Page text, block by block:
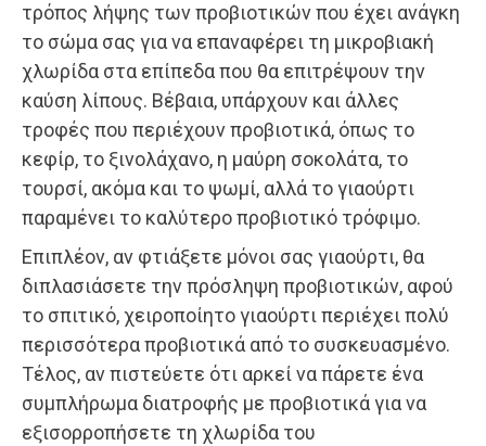
τρόπος λήψης των προβιοτικών που έχει ανάγκη
το σώμα σας για να επαναφέρει τη μικροβιακή
χλωρίδα στα επίπεδα που θα επιτρέψουν την
καύση λίπους. Βέβαια, υπάρχουν και άλλες
τροφές που περιέχουν προβιοτικά, όπως το
κεφίρ, το ξινολάχανο, η μαύρη σοκολάτα, το
τουρσί, ακόμα και το ψωμί, αλλά το γιαούρτι
παραμένει το καλύτερο προβιοτικό τρόφιμο.
Επιπλέον, αν φτιάξετε μόνοι σας γιαούρτι, θα
διπλασιάσετε την πρόσληψη προβιοτικών, αφού
το σπιτικό, χειροποίητο γιαούρτι περιέχει πολύ
περισσότερα προβιοτικά από το συσκευασμένο.
Τέλος, αν πιστεύετε ότι αρκεί να πάρετε ένα
συμπλήρωμα διατροφής με προβιοτικά για να
εξισορροπήσετε τη χλωρίδα του